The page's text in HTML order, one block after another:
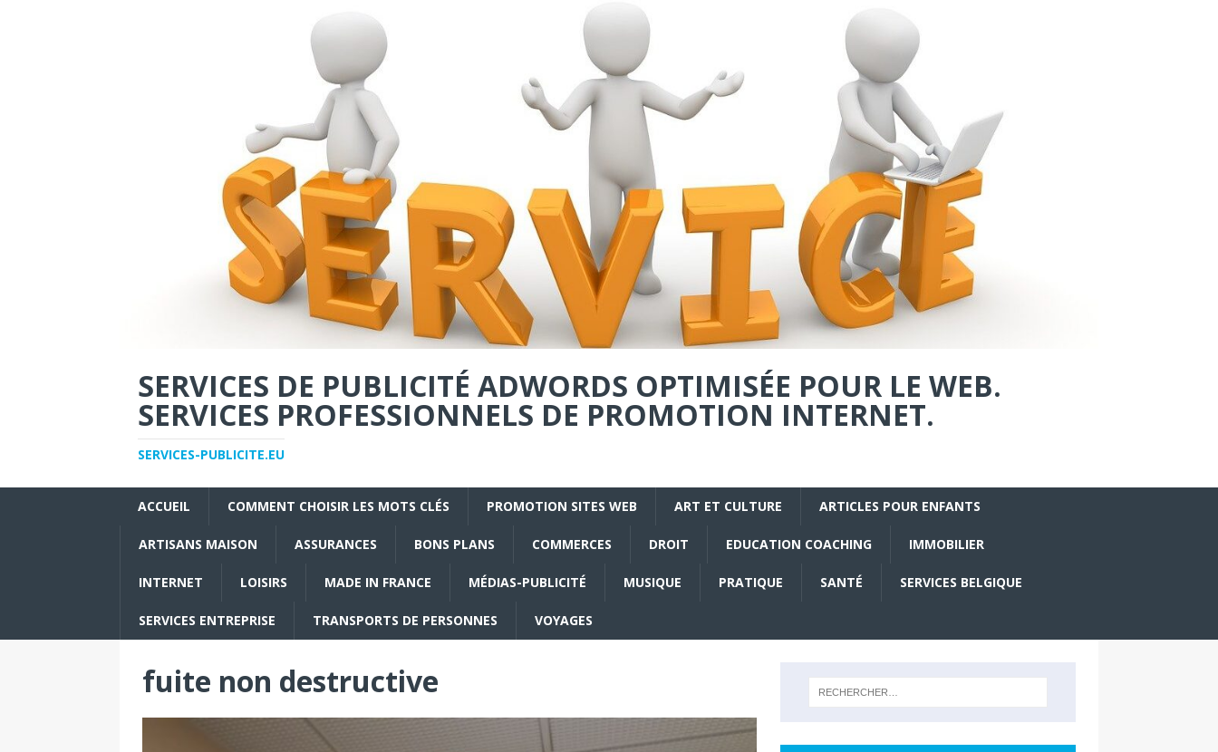
SERVICES DE PUBLICITÉ ADWORDS OPTIMISÉE POUR LE WEB.
SERVICES PROFESSIONNELS DE PROMOTION INTERNET.
SERVICES-PUBLICITE.EU
ACCUEIL COMMENT CHOISIR LES MOTS CLÉS PROMOTION SITES WEB ART ET CULTURE ARTICLES POUR ENFANTS
ARTISANS MAISON ASSURANCES BONS PLANS COMMERCES DROIT EDUCATION COACHING IMMOBILIER
INTERNET LOISIRS MADE IN FRANCE MÉDIAS-PUBLICITÉ MUSIQUE PRATIQUE SANTÉ SERVICES BELGIQUE
SERVICES ENTREPRISE TRANSPORTS DE PERSONNES VOYAGES
fuite non destructive